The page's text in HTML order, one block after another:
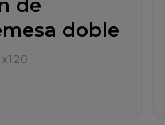
de
doble
x120